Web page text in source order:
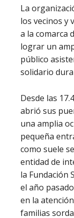
La
los vecinos y
a la comarca
lograr un
público
solidario
Desde las
abrió sus
una amplia
pequeña
como suele
entidad de
la Fundación
el año
en la
familias